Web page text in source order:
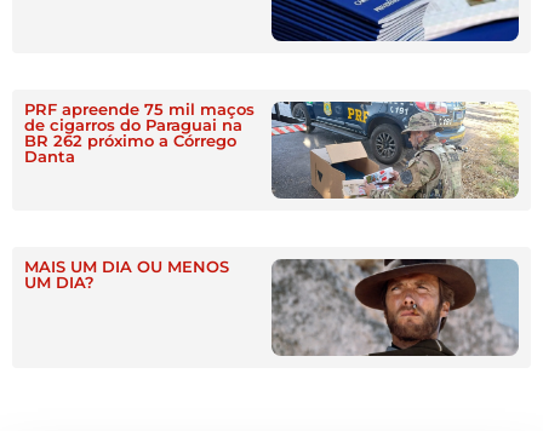
PRF apreende 75 mil maços
de cigarros do Paraguai na
BR 262 próximo a Córrego
Danta
MAIS UM DIA OU MENOS
UM DIA?